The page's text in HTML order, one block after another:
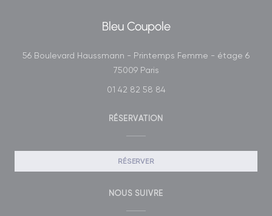
Bleu Coupole
56 Boulevard Haussmann - Printemps Femme - étage 6
75009 Paris((ouvre une nouvelle
01 42 82 58 84
RÉSERVATION
RÉSERVER
NOUS SUIVRE